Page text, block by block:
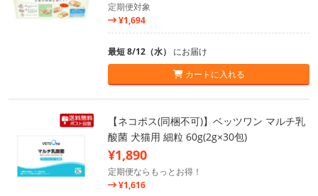
定期便対象
¥1,694
最短 8/12（水） にお届け
カートに入れる
【ネコポス(同梱不可)】ベッツワン マルチ乳
酸菌 犬猫用 細粒 60g(2g×30包)
¥1,890
定期便ならもっとお得！
¥1,616